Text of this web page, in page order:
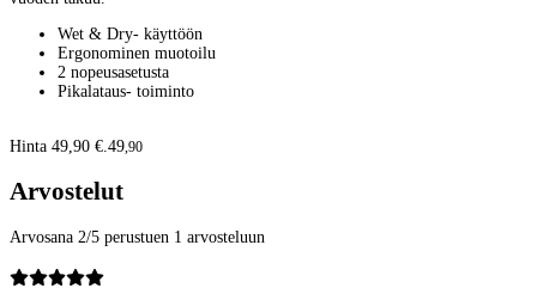
Wet & Dry- käyttöön
Ergonominen muotoilu
2 nopeusasetusta
Pikalataus- toiminto
Hinta 49,90 €. 49,90
Arvostelut
Arvosana 2/5 perustuen 1 arvosteluun